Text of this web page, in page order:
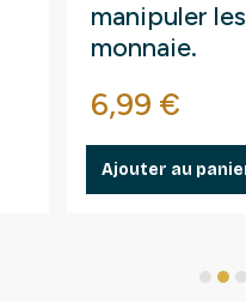
manipuler
monnaie.
Prix
6,99 €
Ajouter au